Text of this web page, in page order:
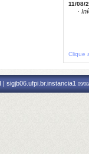
11/08/
·
Clique
sigjb06.ufpi.br.instancia1 09/